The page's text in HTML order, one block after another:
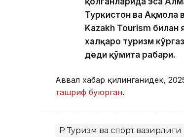
Туркистон ва Ақмола
Kazakh Tourism билан
халқаро туризм
деди қўмита раҳбари.
Аввал хабар қилинганидек,
ташриф буюрган.
ҚР Туризм ва спорт вазирлиги